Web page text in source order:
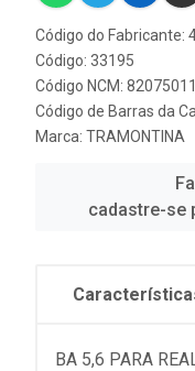
Código do Fabricante:
Código: 33195
Código NCM: 82075011
Código de Barras da
Marca: TRAMONTINA
cadastre-se
BA 5,6 PARA